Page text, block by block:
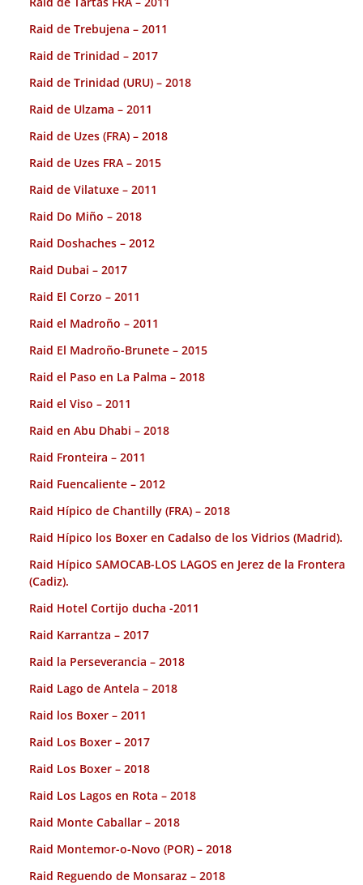
Raid de Trebujena – 2011
Raid de Trinidad – 2017
Raid de Trinidad (URU) – 2018
Raid de Ulzama – 2011
Raid de Uzes (FRA) – 2018
Raid de Uzes FRA – 2015
Raid de Vilatuxe – 2011
Raid Do Miño – 2018
Raid Doshaches – 2012
Raid Dubai – 2017
Raid El Corzo – 2011
Raid el Madroño – 2011
Raid El Madroño-Brunete – 2015
Raid el Paso en La Palma – 2018
Raid el Viso – 2011
Raid en Abu Dhabi – 2018
Raid Fronteira – 2011
Raid Fuencaliente – 2012
Raid Hípico de Chantilly (FRA) – 2018
Raid Hípico los Boxer en Cadalso de los Vidrios (Madrid).
Raid Hípico SAMOCAB-LOS LAGOS en Jerez de la Frontera
(Cadiz).
Raid Hotel Cortijo ducha -2011
Raid Karrantza – 2017
Raid la Perseverancia – 2018
Raid Lago de Antela – 2018
Raid los Boxer – 2011
Raid Los Boxer – 2017
Raid Los Boxer – 2018
Raid Los Lagos en Rota – 2018
Raid Monte Caballar – 2018
Raid Montemor-o-Novo (POR) – 2018
Raid Reguendo de Monsaraz – 2018